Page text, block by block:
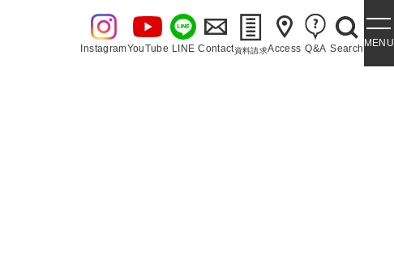
InstagramYouTube LINE Contact資料請求Access Q&A SearchMENU